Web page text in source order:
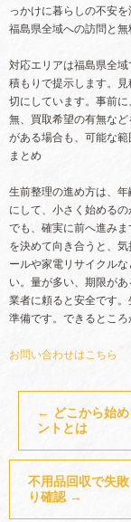
っかけに暮らしの不安
福島県全域への訪問と
対応エリアは福島県全
積もりで提示します。
切にしています。事前
無、買取希望の有無な
がある場合も、可能な範
まとめ
生前整理の進め方は、
にして、小さく始める
でも、確実に前へ進み
を決めて向き合うと、
ールや家電リサイクル
い。量が多い、期限が
業者に頼ると安全です
準備です。できるところ
お問い合わせはこちら
← どこから始
ントとは
不用品回収で失
り確認 →